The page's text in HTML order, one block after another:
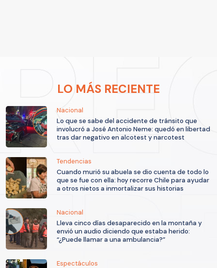
LO MÁS RECIENTE
Nacional
Lo que se sabe del accidente de tránsito que
involucró a José Antonio Neme: quedó en libertad
tras dar negativo en alcotest y narcotest
Tendencias
Cuando murió su abuela se dio cuenta de todo lo
que se fue con ella: hoy recorre Chile para ayudar
a otros nietos a inmortalizar sus historias
Nacional
Lleva cinco días desaparecido en la montaña y
envió un audio diciendo que estaba herido:
“¿Puede llamar a una ambulancia?”
Espectáculos